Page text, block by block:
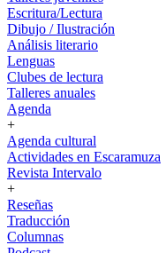
Escritura/Lectura
Dibujo / Ilustración
Análisis literario
Lenguas
Clubes de lectura
Talleres anuales
Agenda
+
Agenda cultural
Actividades en Escaramuza
Revista Intervalo
+
Reseñas
Traducción
Columnas